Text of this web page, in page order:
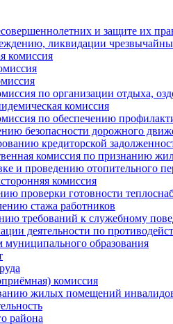
и защите их
ликвидации
комиссия
по организации отдыха,
комиссия
по обеспечению
безопасности дорожного
кредиторской
комиссия по признанию
и проведению отопительного
комиссия
проверки готовности
стажа работников
требований к служебному
деятельности по
муниципального образования
комиссия
жилых помещений
района